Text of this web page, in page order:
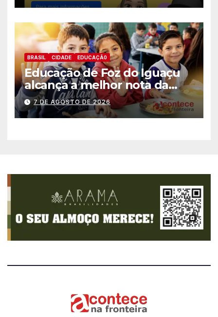
BRASIL CIDADE EDUCAÇÃ0
Educação de Foz do Iguaçu
alcança a melhor nota da
história no IDEB
7 DE AGOSTO DE 2026